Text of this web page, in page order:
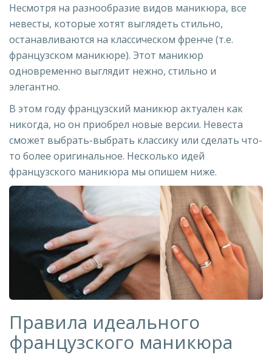
Несмотря на разнообразие видов маникюра, все
невесты, которые хотят выглядеть стильно,
останавливаются на классическом френче (т.е.
французском маникюре). Этот маникюр
одновременно выглядит нежно, стильно и
элегантно.
В этом году французский маникюр актуален как
никогда, но он приобрел новые версии. Невеста
сможет выбрать-выбрать классику или сделать что-
то более оригинальное. Несколько идей
французского маникюра мы опишем ниже.
Правила идеального
французского маникюра